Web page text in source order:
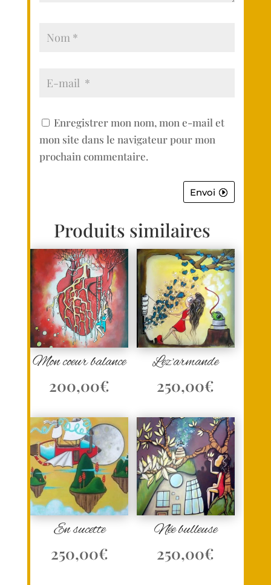
Enregistrer mon nom, mon e-mail et
mon site dans le navigateur pour mon
prochain commentaire.
Envoi
Produits similaires
Mon coeur balance
200,00€
Lez’armande
250,00€
En sucette
250,00€
Née bulleuse
250,00€